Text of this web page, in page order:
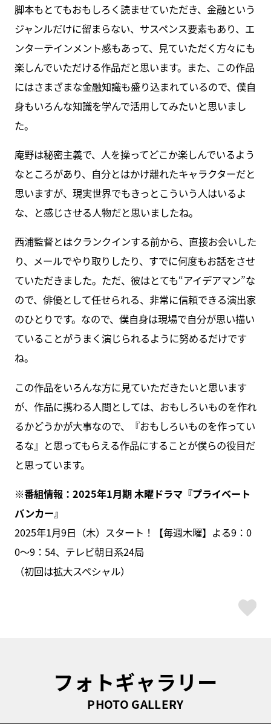
脚本もとてもおもしろく読ませていただき、金融という
ジャンルだけに留まらない、サスペンス要素もあり、エ
ンターテインメント感もあって、見ていただく方々にも
楽しんでいただける作品だと思います。また、この作品
にはさまざまな金融知識も盛り込まれているので、僕自
身もいろんな知識を学んで活用してみたいと思いまし
た。
庵野は秘密主義で、人を操ってどこか楽しんでいるよう
なところがあり、自分とはかけ離れたキャラクターだと
思いますが、現実世界でもきっとこういう人はいるよ
な、と感じさせる人物だと思いましたね。
西浦監督とはクランクインする前から、直接お会いした
り、メールでやり取りしたり、すでに何度もお話をさせ
ていただきました。ただ、彼はとても“アイデアマン”な
ので、俳優として任せられる、非常に信頼できる演出家
のひとりです。なので、僕自身は現場で自分が思い描い
ていることがうまく演じられるように努めるだけです
ね。
この作品をいろんな方に見ていただきたいと思います
が、作品に携わる人間としては、おもしろいものを作れ
るかどうかが大事なので、『おもしろいものを作ってい
るな』と思ってもらえる作品にすることが僕らの役目だ
と思っています。
※番組情報：2025年1月期 木曜ドラマ『プライベート
バンカー』
2025年1月9日（木）スタート！【毎週木曜】よる9：0
0～9：54、テレビ朝日系24局
（初回は拡大スペシャル）
フォトギャラリー
PHOTO GALLERY